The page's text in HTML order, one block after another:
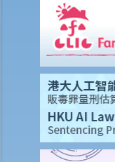
1. 概括来说，别人可在
2. 大厦保安员可否要求
3. 警务人员可否要求我
4. 准雇主可否在面试时
5. 若果我接受聘约，雇
6. 如我申请成为会所会
副本？
7. 如我申请流动电话服